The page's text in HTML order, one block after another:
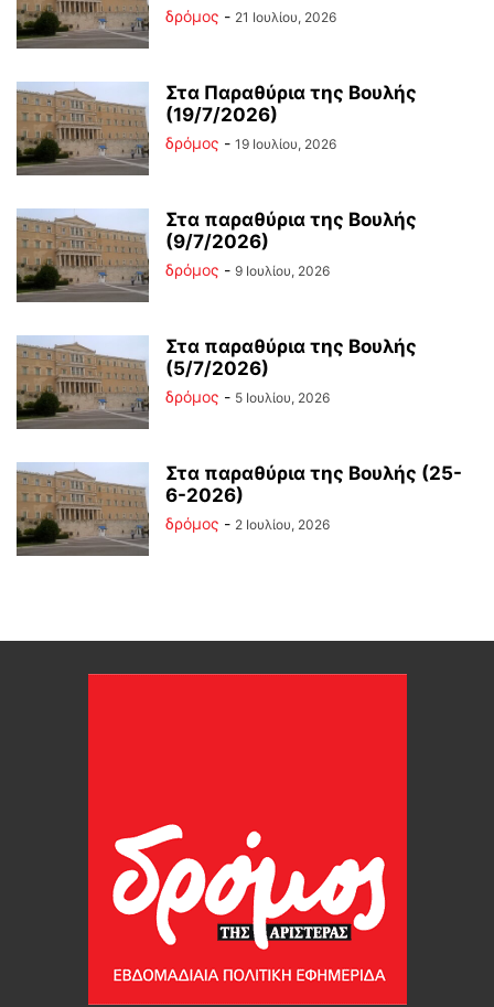
δρόμος - 21 Ιουλίου, 2026
Στα Παραθύρια της Βουλής
(19/7/2026)
δρόμος - 19 Ιουλίου, 2026
Στα παραθύρια της Βουλής
(9/7/2026)
δρόμος - 9 Ιουλίου, 2026
Στα παραθύρια της Βουλής
(5/7/2026)
δρόμος - 5 Ιουλίου, 2026
Στα παραθύρια της Βουλής (25-
6-2026)
δρόμος - 2 Ιουλίου, 2026